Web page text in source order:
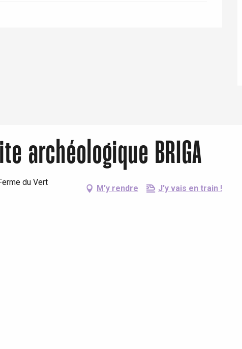
archéologique BRIGA
du Vert
M'y rendre J'y vais en train !